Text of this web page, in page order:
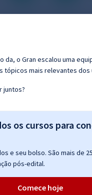
da, o Gran escalou uma
tópicos mais relevantes
juntos?
os cursos para
e seu bolso. São mais de
pós-edital.
Comece hoje